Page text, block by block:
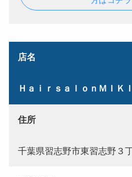
店名
ＨａｉｒｓａｌｏｎＭＩＫＩ
住所
千葉県習志野市東習志野３